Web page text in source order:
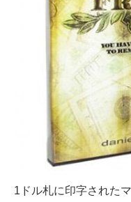
1ドル札に印字された